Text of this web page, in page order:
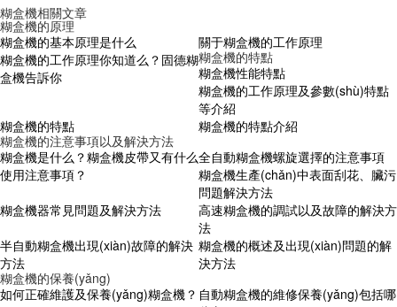
糊盒機相關文章
糊盒機的原理
糊盒機的基本原理是什么
關于糊盒機的工作原理
糊盒機的工作原理你知道么？固德糊
盒機告訴你
糊盒機的特點
糊盒機性能特點
糊盒機的工作原理及參數(shù)特點
等介紹
糊盒機的特點
糊盒機的特點介紹
糊盒機的注意事項以及解決方法
糊盒機是什么？糊盒機皮帶又有什么
使用注意事項？
全自動糊盒機螺旋選擇的注意事項
糊盒機生產(chǎn)中表面刮花、臟污
問題解決方法
糊盒機器常見問題及解決方法
高速糊盒機的調試以及故障的解決方
法
半自動糊盒機出現(xiàn)故障的解決
方法
糊盒機的概述及出現(xiàn)問題的解
決方法
糊盒機的保養(yǎng)
如何正確維護及保養(yǎng)糊盒機？ 自動糊盒機的維修保養(yǎng)包括哪